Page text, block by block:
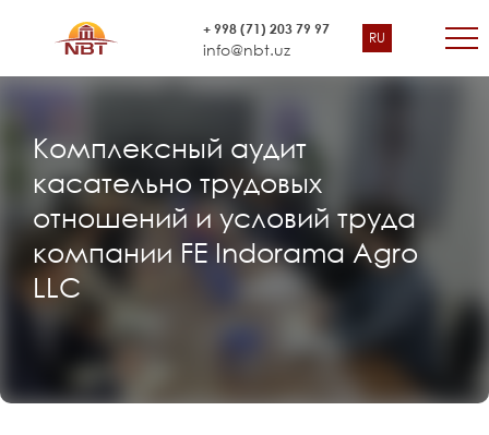
RU
+ 998 (71) 203 79 97
info@nbt.uz
Комплексный аудит
касательно трудовых
отношений и условий труда
компании FE Indorama Agro
LLC